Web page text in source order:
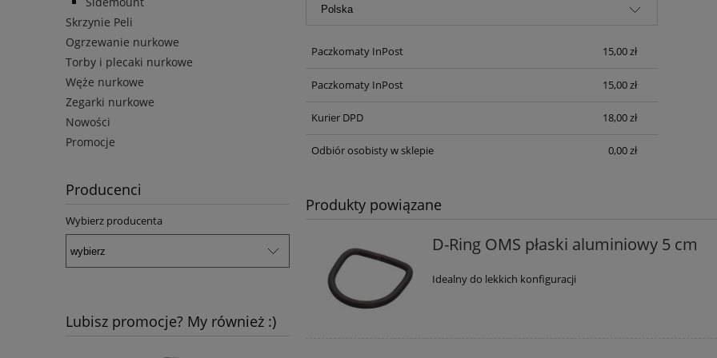
Skrzynie Peli
Ogrzewanie nurkowe
Torby i plecaki nurkowe
Węże nurkowe
Zegarki nurkowe
Nowości
Promocje
Producenci
Wybierz producenta
Lubisz promocje? My również :)
Paczkomaty InPost 15,00 zł
Paczkomaty InPost 15,00 zł
Kurier DPD 18,00 zł
Odbiór osobisty w sklepie 0,00 zł
Produkty powiązane
D-Ring OMS płaski aluminiowy 5 cm
Idealny do lekkich konfiguracji